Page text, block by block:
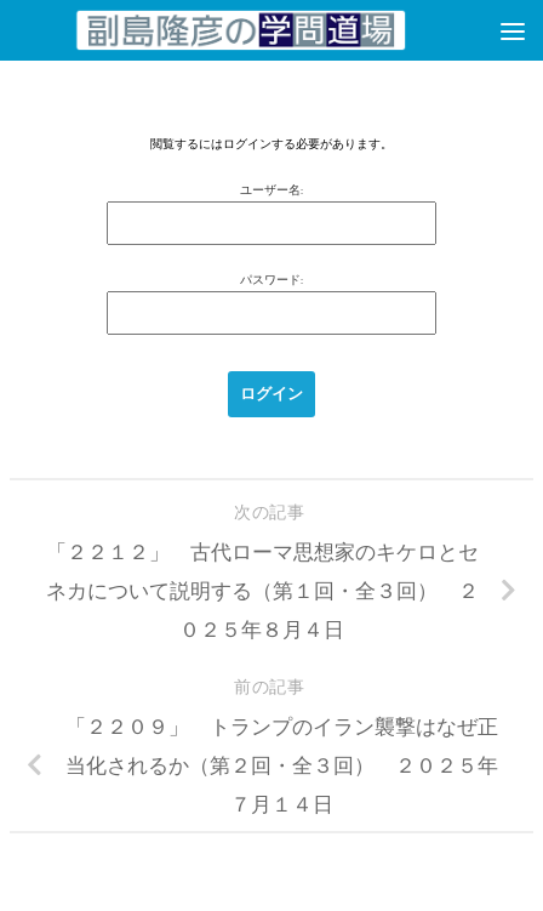
コンテンツへスキップ
閲覧するにはログインする必要があります。
ユーザー名:
パスワード:
次の記事
「２２１２」 古代ローマ思想家のキケロとセ
ネカについて説明する（第１回・全３回） ２
０２５年８月４日
前の記事
「２２０９」 トランプのイラン襲撃はなぜ正
当化されるか（第２回・全３回） ２０２５年
７月１４日